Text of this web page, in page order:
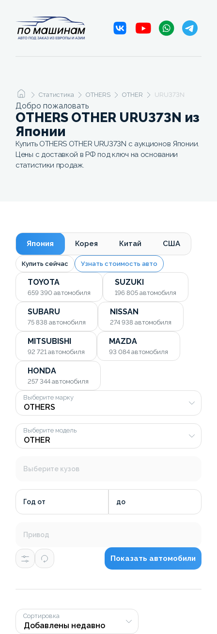
Статистика OTHERS OTHER URU373N
Добро пожаловать
OTHERS OTHER URU373N из
Японии
Купить OTHERS OTHER URU373N с аукционов Японии.
Цены с доставкой в РФ под ключ на основании
статистики продаж.
Япония Корея Китай США
Купить сейчас Узнать стоимость авто
TOYOTA
659 390 автомобиля
SUZUKI
196 805 автомобиля
SUBARU
75 838 автомобиля
NISSAN
274 938 автомобиля
MITSUBISHI
92 721 автомобиля
MAZDA
93 084 автомобиля
HONDA
257 344 автомобиля
Выберите марку
Выберите модель
Выберите кузов
Год от до
Привод
Показать автомобили
Сортировка